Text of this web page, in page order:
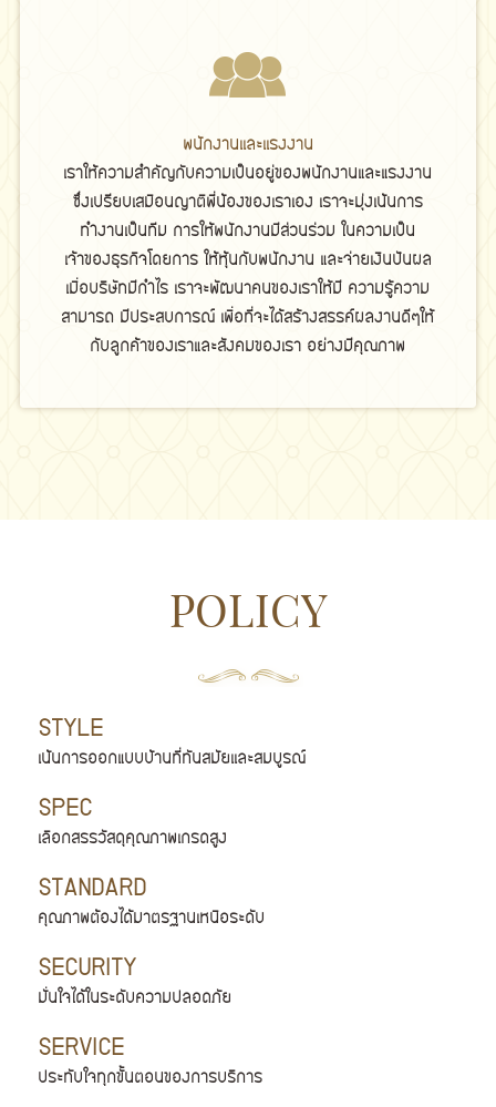
พนักงานเเละเเรงงาน
เราให้ความสำคัญกับความเป็นอยู่ของพนักงานและแรงงาน
ซึ่งเปรียบเสมือนญาติพี่น้องของเราเอง เราจะมุ่งเน้นการ
ทำงานเป็นทีม การให้พนักงานมีส่วนร่วม ในความเป็น
เจ้าของธุรกิจโดยการ ให้หุ้นกับพนักงาน และจ่ายเงินปันผล
เมื่อบริษัทมีกำไร เราจะพัฒนาคนของเราให้มี ความรู้ความ
สามารถ มีประสบการณ์ เพื่อที่จะได้สร้างสรรค์ผลงานดีๆให้
กับลูกค้าของเราและสังคมของเรา อย่างมีคุณภาพ
POLICY
STYLE
เน้นการออกแบบบ้านที่ทันสมัยเเละสมบูรณ์
SPEC
เลือกสรรวัสดุคุณภาพเกรดสูง
STANDARD
คุณภาพต้องได้มาตรฐานเหนือระดับ
SECURITY
มั่นใจได้ในระดับความปลอดภัย
SERVICE
ประทับใจทุกขั้นตอนของการบริการ